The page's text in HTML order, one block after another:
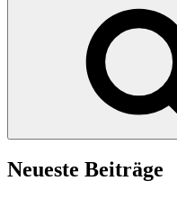
Neueste Beiträge